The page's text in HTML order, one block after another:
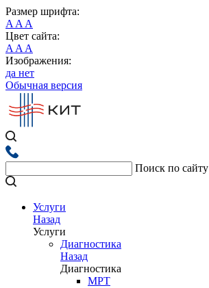
Размер шрифта:
A A A
Цвет сайта:
A A A
Изображения:
да нет
Обычная версия
Поиск по сайту
Услуги
Назад
Услуги
Диагностика
Назад
Диагностика
МРТ